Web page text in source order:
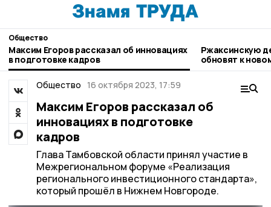
Общество
Максим Егоров рассказал об инновациях
в подготовке кадров
Ржаксинскую
обновят к
Общество 16 октября 2023, 17:59
Максим Егоров рассказал об
инновациях в подготовке
кадров
Глава Тамбовской области принял участие в
Межрегиональном форуме «Реализация
регионального инвестиционного стандарта»,
который прошёл в Нижнем Новгороде.